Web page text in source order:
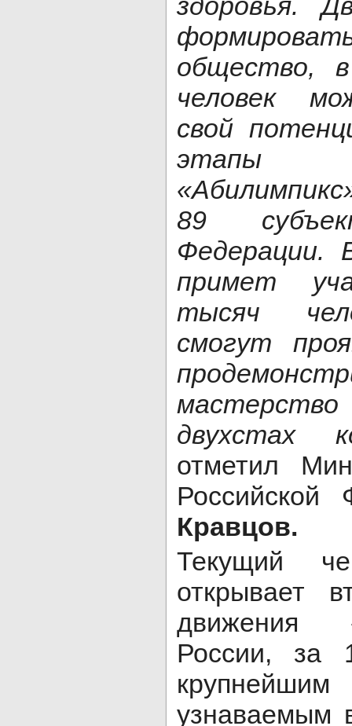
общество,
человек
свой
этапы
89
Федерации.
примет
тысяч
смогут
двухстах
отметил
Кравцов.
Текущий
открывает
движения
России, за
узнаваемым